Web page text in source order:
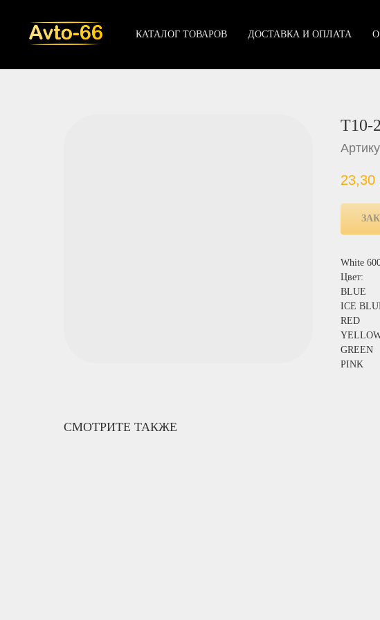
КАТАЛОГ ТОВАРОВ ДОСТАВКА И ОПЛАТА
T10-
23,30
White
Цвет:
BLUE
ICE
RED
GREEN
PINK
СМОТРИТЕ ТАКЖЕ